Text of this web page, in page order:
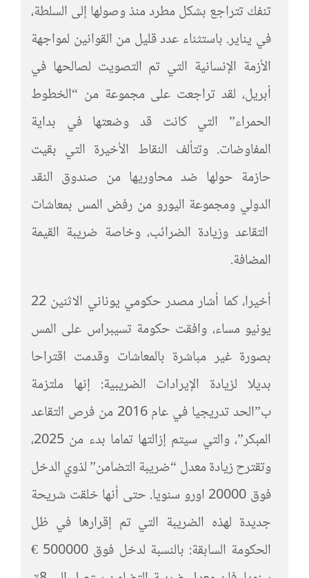
تنفك تتراجع بشكل مطرد منذ وصولها إلى السلطة،
في يناير. باستثناء عدد قليل من القوانين لمواجهة
الأزمة الإنسانية التي تم التصويت لصالحها في
أبريل، لقد تراجعت على مجموعة من “الخطوط
الحمراء” التي كانت قد وضعتها في بداية
المفاوضات. وتتألف النقاط الأخيرة التي بقيت
حازمة حولها ضد محاوريها من صندوق النقد
الدولي ومجموعة اليورو من رفض المس بمعاشات
التقاعد وزيادة الضرائب، وخاصة ضريبة القيمة
المضافة.
أخيرا، كما أشار مصدر حكومي يوناني الاثنين 22
يونيو مساء، وافقت حكومة تسيبراس على المس
بصورة غير مباشرة بالمعاشات وقدمت اقتراحا
بديلا لزيادة الإيرادات الضريبية: إنها ملتزمة
ب”الحد تدريجيا في عام 2016 من فرص التقاعد
المبكر”، والتي سيتم إزالتها تماما بدء من 2025،
وتقترح زيادة معدل “ضريبة التضامن” لذوي الدخل
فوق 20000 اورو سنويا. حتى أنها خلقت شريحة
جديدة لهذه الضريبة التي تم إقرارها في ظل
الحكومة السابقة: بالنسبة لدخل فوق 500000 €